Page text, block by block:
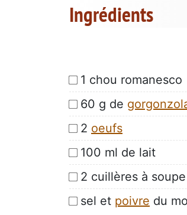
Ingrédients
1 chou romanesco
60 g de
2 oeufs
100 ml de lait
2 cuillères à
sel et poivre du